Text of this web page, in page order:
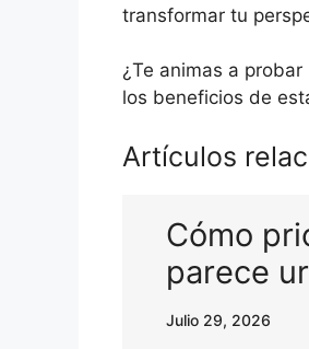
transformar tu
¿Te animas a
los beneficios de
Artículos
Cómo
parece
Julio 29, 2026